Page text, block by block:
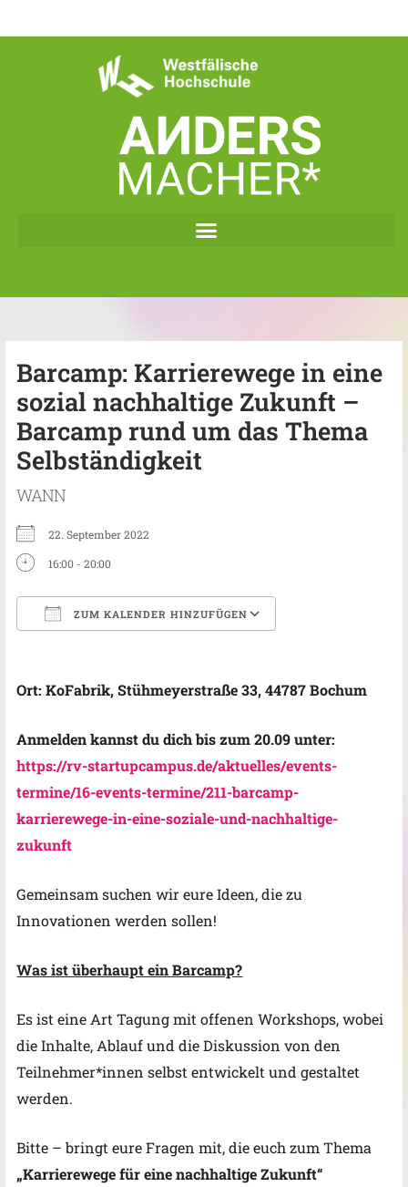
Barcamp: Karrierewege in eine
sozial nachhaltige Zukunft –
Barcamp rund um das Thema
Selbständigkeit
WANN
22. September 2022
16:00 - 20:00
ZUM KALENDER HINZUFÜGEN
Ort: KoFabrik, Stühmeyerstraße 33, 44787 Bochum
Anmelden kannst du dich bis zum 20.09 unter:
https://rv-startupcampus.de/aktuelles/events-
termine/16-events-termine/211-barcamp-
karrierewege-in-eine-soziale-und-nachhaltige-
zukunft
Gemeinsam suchen wir eure Ideen, die zu
Innovationen werden sollen!
Was ist überhaupt ein Barcamp?
Es ist eine Art Tagung mit offenen Workshops, wobei
die Inhalte, Ablauf und die Diskussion von den
Teilnehmer*innen selbst entwickelt und gestaltet
werden.
Bitte – bringt eure Fragen mit, die euch zum Thema
„Karrierewege für eine nachhaltige Zukunft“